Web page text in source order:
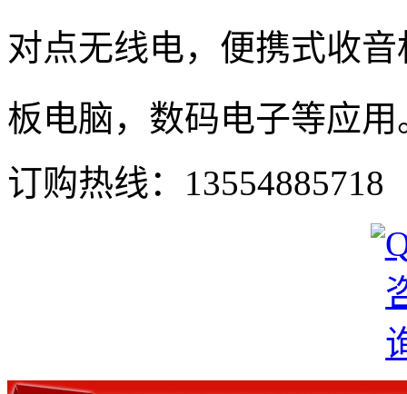
对点无线电，便携式收
板电脑，数码电子等应用
订购热线： 13554885718